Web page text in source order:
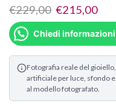
€229,00 €215,00
Chiedi
Fotografia reale del
artificiale per luce, sfondo
al modello fotografato.